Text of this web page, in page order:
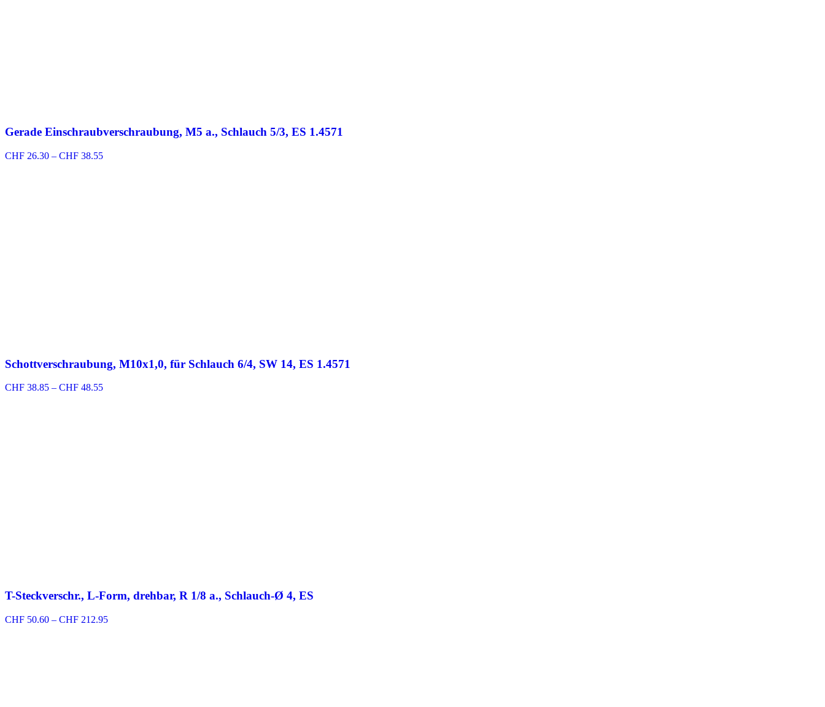
Gerade Einschraubverschraubung, M5 a., Schlauch 5/3, ES 1.4571
CHF 26.30 – CHF 38.55Preisspanne:
Schottverschraubung, M10x1,0, für Schlauch 6/4, SW 14, ES 1.4571
CHF 38.85 – CHF 48.55Preisspanne:
T-Steckverschr., L-Form, drehbar, R 1/8 a., Schlauch-Ø 4, ES
CHF 50.60 – CHF 212.95Preisspanne: